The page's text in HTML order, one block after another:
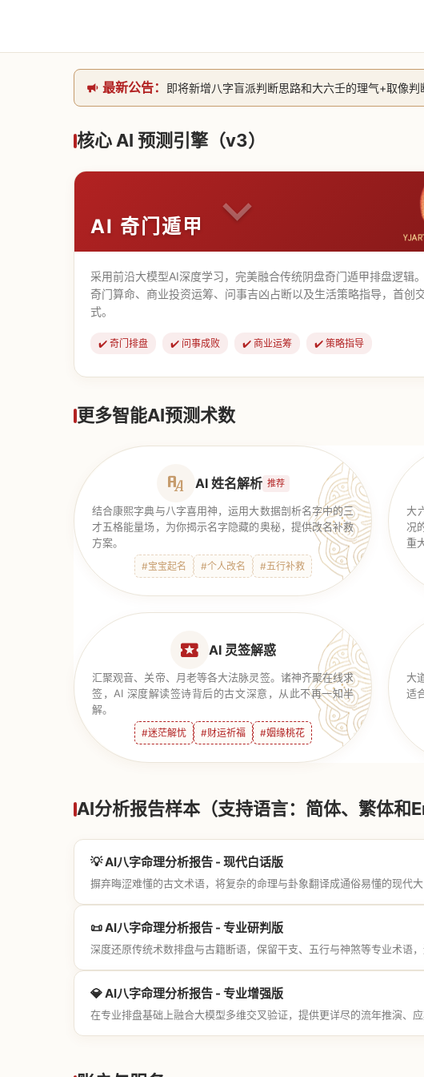
最新公告：
即将新增八字盲派判断思路和大六壬的理气+取像
网站升级完成，升级全模块的算法，限时开放用户
致老用户的一封信，旧站充值会员开放注册截止到8
核心 AI 预测引擎（v3）
AI 奇门遁甲
采用前沿大模型AI深度学习，完美融合传统阴盘奇门遁甲排盘逻辑
奇门算命、商业投资运筹、问事吉凶占断以及生活策略指导，首创
式。
✔️ 奇门排盘 ✔️ 问事成败 ✔️ 商业运筹 ✔️ 策略指导
【道家奇门】 【传统奇
更多智能AI预测术数
AI 姓名解析 推荐
结合康熙字典与八字喜用神，运用大数据剖析名字中的三
才五格能量场，为你揭示名字隐藏的奥秘，提供改名补救
方案。
#宝宝起名 #个人改名 #五行补救
大
况
重
AI 灵签解惑
汇聚观音、关帝、月老等各大法脉灵签。诸神齐聚在线求
签，AI 深度解读签诗背后的古文深意，从此不再一知半
解。
#迷茫解忧 #财运祈福 #姻缘桃花
大
适
AI分析报告样本（支持语言：简体、繁体和
💡 AI八字命理分析报告 - 现代白话版
摒弃晦涩难懂的古文术语，将复杂的命理与卦象翻译成通俗易懂的现代
📜 AI八字命理分析报告 - 专业研判版
深度还原传统术数排盘与古籍断语，保留干支、五行与神煞等专业术语
💎 AI八字命理分析报告 - 专业增强版
在专业排盘基础上融合大模型多维交叉验证，提供更详尽的流年推演、